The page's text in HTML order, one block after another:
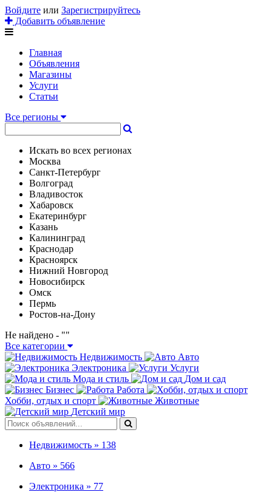
Войдите или Зарегистрируйтесь
Добавить объявление
Главная
Объявления
Магазины
Услуги
Статьи
Все регионы
Искать во всех регионах
Москва
Санкт-Петербург
Волгоград
Владивосток
Хабаровск
Екатеринбург
Казань
Калининград
Краснодар
Красноярск
Нижний Новгород
Новосибирск
Омск
Пермь
Ростов-на-Дону
Не найдено - ""
Все категории
Недвижимость
Авто
Электроника
Услуги
Мода и стиль
Дом и сад
Бизнес
Работа
Хобби, отдых и спорт
Животные
Детский мир
Недвижимость » 138
Авто » 566
Электроника » 77